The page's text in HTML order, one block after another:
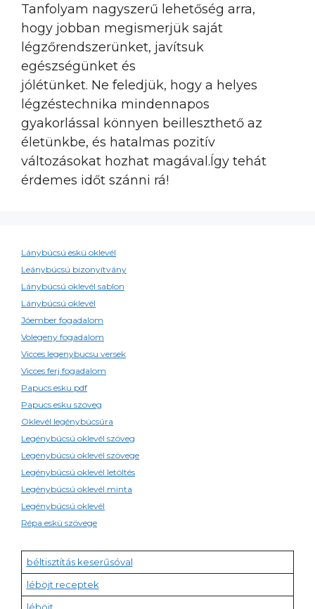
Tanfolyam nagyszerű lehetőség arra,
hogy jobban megismerjük saját
légzőrendszerünket, javítsuk
egészségünket és
jólétünket. Ne feledjük, hogy a helyes
légzéstechnika mindennapos
gyakorlással könnyen beilleszthető az
életünkbe, és hatalmas pozitív
változásokat hozhat magával.Így tehát
érdemes időt szánni rá!
Lánybúcsú eskü oklevél
Leánybúcsú bizonyítvány
Lánybúcsú oklevél sablon
Lánybúcsú oklevél
Jóember fogadalom
Volegeny fogadalom
Vicces legenybucsu versek
Vicces ferj fogadalom
Papucs esku pdf
Papucs esku szoveg
Oklevél legénybúcsúra
Legénybúcsú oklevél szöveg
Legénybúcsú oklevél szövege
Legénybúcsú oklevél letöltés
Legénybúcsú oklevél minta
Legénybúcsú oklevél
Répa eskü szövege
béltisztítás keserűsóval
léböjt receptek
léböjt